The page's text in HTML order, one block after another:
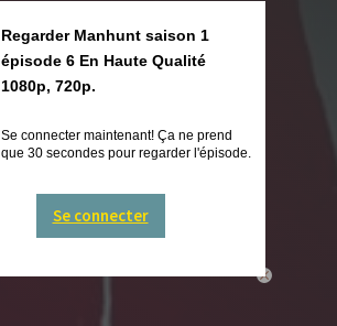
close
Regarder Manhunt saison 1
épisode 6 En Haute Qualité
1080p, 720p.
Se connecter maintenant! Ça ne prend
que 30 secondes pour regarder l'épisode.
Se connecter